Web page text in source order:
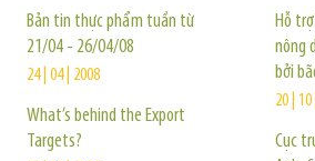
Bản tin thực phẩm tuần từ
21/04 - 26/04/08
24 | 04 | 2008
What’s behind the Export
Targets?
Hỗ
nông
bởi
20 |
Cục